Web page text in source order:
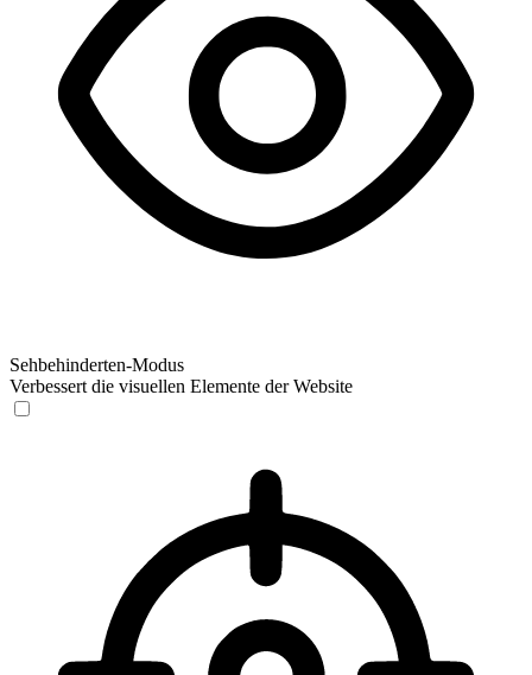
Sehbehinderten-Modus
Verbessert die visuellen Elemente der Website